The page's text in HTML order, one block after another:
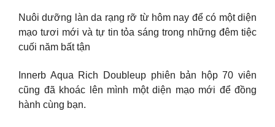
Nuôi dưỡng làn da rạng rỡ từ hôm nay để có một diện
mạo tươi mới và tự tin tỏa sáng trong những đêm tiệc
cuối năm bất tận
Innerb Aqua Rich Doubleup phiên bản hộp 70 viên
cũng đã khoác lên mình một diện mạo mới để đồng
hành cùng bạn.